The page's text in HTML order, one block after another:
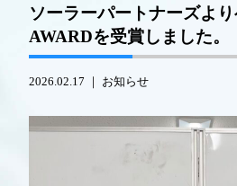
ソーラーパートナーズよ
AWARDを受賞しました。
2026.02.17 ｜ お知らせ